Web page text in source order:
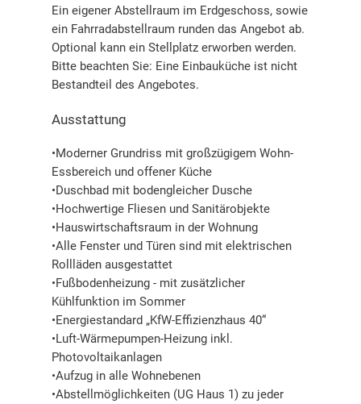
Ein eigener Abstellraum im Erdgeschoss, sowie
ein Fahrradabstellraum runden das Angebot ab.
Optional kann ein Stellplatz erworben werden.
Bitte beachten Sie: Eine Einbauküche ist nicht
Bestandteil des Angebotes.
Ausstattung
•Moderner Grundriss mit großzügigem Wohn-
Essbereich und offener Küche
•Duschbad mit bodengleicher Dusche
•Hochwertige Fliesen und Sanitärobjekte
•Hauswirtschaftsraum in der Wohnung
•Alle Fenster und Türen sind mit elektrischen
Rollläden ausgestattet
•Fußbodenheizung - mit zusätzlicher
Kühlfunktion im Sommer
•Energiestandard „KfW-Effizienzhaus 40“
•Luft-Wärmepumpen-Heizung inkl.
Photovoltaikanlagen
•Aufzug in alle Wohnebenen
•Abstellmöglichkeiten (UG Haus 1) zu jeder